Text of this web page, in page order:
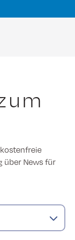
über News für